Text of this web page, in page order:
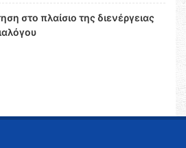
στο πλαίσιο της διενέργειας